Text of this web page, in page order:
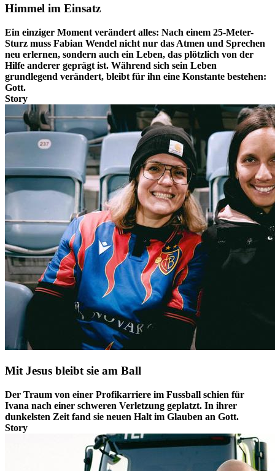
Himmel im Einsatz
Ein einziger Moment verändert alles: Nach einem 25-Meter-
Sturz muss Fabian Wendel nicht nur das Atmen und Sprechen
neu erlernen, sondern auch ein Leben, das plötzlich von der
Hilfe anderer geprägt ist. Während sich sein Leben
grundlegend verändert, bleibt für ihn eine Konstante bestehen:
Gott.
Story
Mit Jesus bleibt sie am Ball
Der Traum von einer Profikarriere im Fussball schien für
Ivana nach einer schweren Verletzung geplatzt. In ihrer
dunkelsten Zeit fand sie neuen Halt im Glauben an Gott.
Story